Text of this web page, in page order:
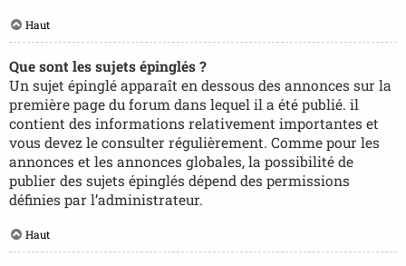
Haut
Que sont les sujets épinglés ?
Un sujet épinglé apparaît en dessous des annonces sur la
première page du forum dans lequel il a été publié. il
contient des informations relativement importantes et
vous devez le consulter régulièrement. Comme pour les
annonces et les annonces globales, la possibilité de
publier des sujets épinglés dépend des permissions
définies par l’administrateur.
Haut